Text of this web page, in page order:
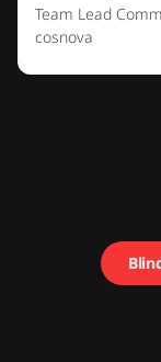
Team Lead
cosnova